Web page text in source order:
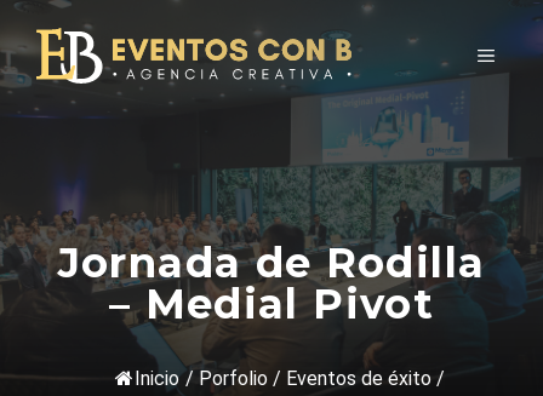
Saltar
contenido
Menú
Jornada de Rodilla
– Medial Pivot
Inicio / Porfolio / Eventos de éxito /